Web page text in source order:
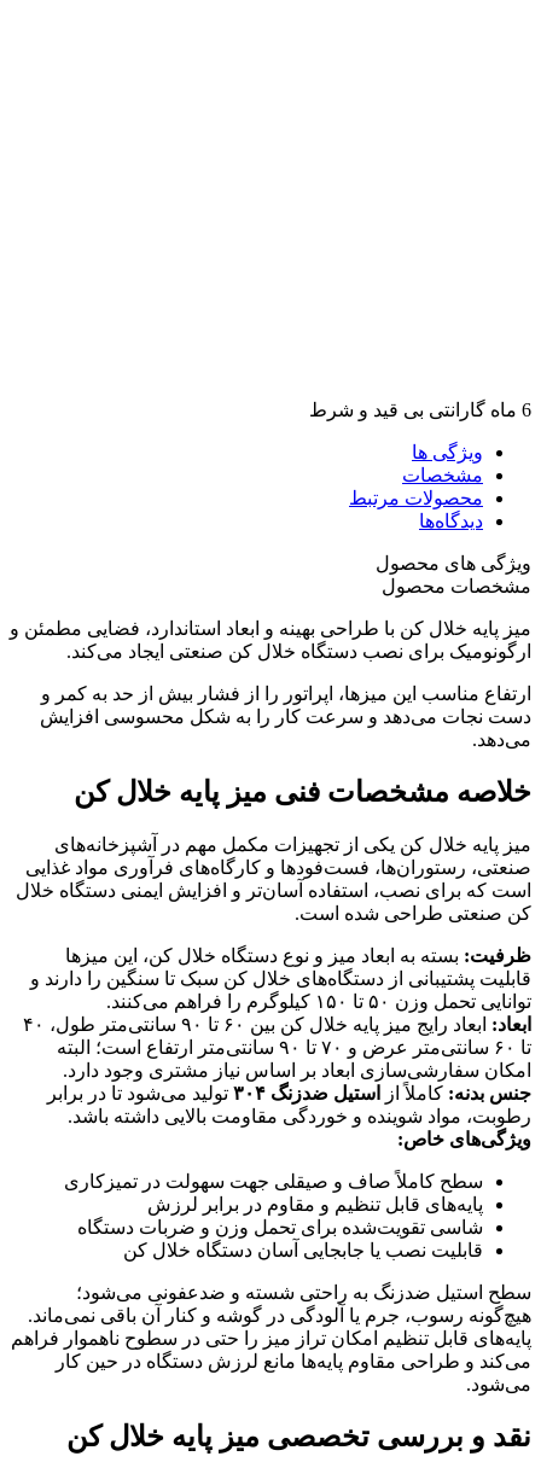
6 ماه گارانتی بی قید و شرط
ویژگی ها
مشخصات
محصولات مرتبط
دیدگاه‌ها
ویژگی های محصول
مشخصات محصول
میز پایه خلال کن با طراحی بهینه و ابعاد استاندارد، فضایی مطمئن و
ارگونومیک برای نصب دستگاه خلال کن صنعتی ایجاد می‌کند.
ارتفاع مناسب این میزها، اپراتور را از فشار بیش از حد به کمر و
دست نجات می‌دهد و سرعت کار را به شکل محسوسی افزایش
می‌دهد.
خلاصه مشخصات فنی میز پایه خلال کن
میز پایه خلال کن یکی از تجهیزات مکمل مهم در آشپزخانه‌های
صنعتی، رستوران‌ها، فست‌فودها و کارگاه‌های فرآوری مواد غذایی
است که برای نصب، استفاده آسان‌تر و افزایش ایمنی دستگاه خلال
کن صنعتی طراحی شده است.
ظرفیت: بسته به ابعاد میز و نوع دستگاه خلال کن، این میزها
قابلیت پشتیبانی از دستگاه‌های خلال کن سبک تا سنگین را دارند و
توانایی تحمل وزن ۵۰ تا ۱۵۰ کیلوگرم را فراهم می‌کنند.
ابعاد:
ابعاد رایج میز پایه خلال کن بین ۶۰ تا ۹۰ سانتی‌متر طول، ۴۰
تا ۶۰ سانتی‌متر عرض و ۷۰ تا ۹۰ سانتی‌متر ارتفاع است؛ البته
امکان سفارشی‌سازی ابعاد بر اساس نیاز مشتری وجود دارد.
جنس بدنه: کاملاً از استیل ضدزنگ ۳۰۴ تولید می‌شود تا در برابر
رطوبت، مواد شوینده و خوردگی مقاومت بالایی داشته باشد.
ویژگی‌های خاص:
سطح کاملاً صاف و صیقلی جهت سهولت در تمیزکاری
پایه‌های قابل تنظیم و مقاوم در برابر لرزش
شاسی تقویت‌شده برای تحمل وزن و ضربات دستگاه
قابلیت نصب یا جابجایی آسان دستگاه خلال کن
سطح استیل ضدزنگ به راحتی شسته و ضدعفونی می‌شود؛
هیچ‌گونه رسوب، جرم یا آلودگی در گوشه و کنار آن باقی نمی‌ماند.
پایه‌های قابل تنظیم امکان تراز میز را حتی در سطوح ناهموار فراهم
می‌کند و طراحی مقاوم پایه‌ها مانع لرزش دستگاه در حین کار
می‌شود.
نقد و بررسی تخصصی میز پایه خلال کن